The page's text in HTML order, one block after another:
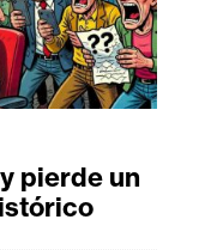
pierde un